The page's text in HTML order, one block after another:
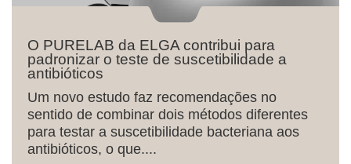
O PURELAB da ELGA contribui para
padronizar o teste de suscetibilidade a
antibióticos
Um novo estudo faz recomendações no
sentido de combinar dois métodos diferentes
para testar a suscetibilidade bacteriana aos
antibióticos, o que....